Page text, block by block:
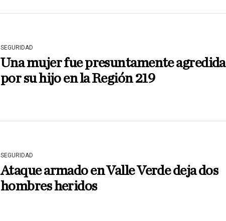
SEGURIDAD
Una mujer fue presuntamente agredida
por su hijo en la Región 219
SEGURIDAD
Ataque armado en Valle Verde deja dos
hombres heridos